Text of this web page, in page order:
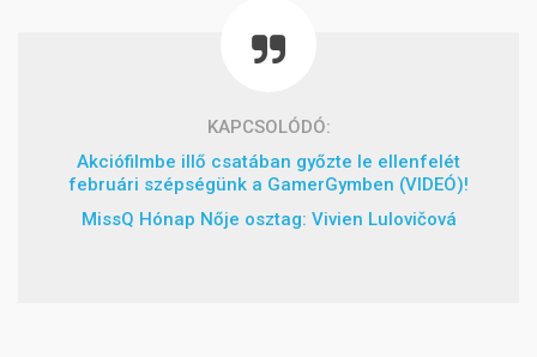
KAPCSOLÓDÓ:
Akciófilmbe illő csatában győzte le ellenfelét
februári szépségünk a GamerGymben (VIDEÓ)!
MissQ Hónap Nője osztag: Vivien Lulovičová